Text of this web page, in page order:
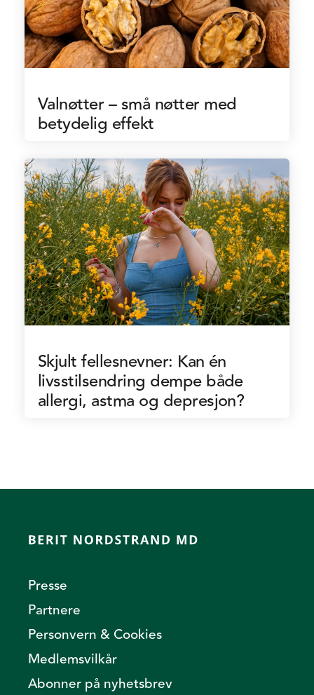
Valnøtter – små nøtter med
betydelig effekt
Skjult fellesnevner: Kan én
livsstilsendring dempe både
allergi, astma og depresjon?
Presse
Partnere
Personvern & Cookies
Medlemsvilkår
Abonner på nyhetsbrev